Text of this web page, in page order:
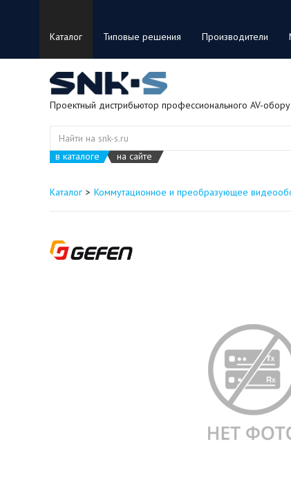
Каталог Типовые решения Производители
Проектный дистрибьютор профессионального AV-
в каталоге на сайте
Каталог Коммутационное и преобразующее